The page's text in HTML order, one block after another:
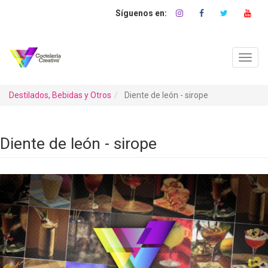
Destilados, Bebidas y Otros Diente de león - sirope
Diente de león - sirope